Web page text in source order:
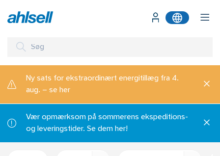
Ny sats for ekstraordinært energitillæg fra 4.
aug. – se her
Vær opmærksom på sommerens ekspeditions-
og leveringstider. Se dem her!